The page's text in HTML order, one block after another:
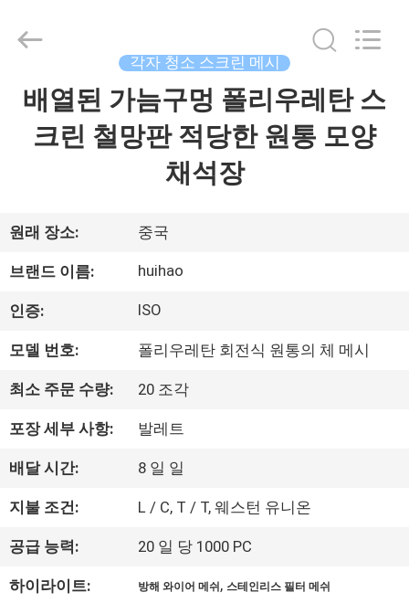
집
우
리
에
공
장
투
2026
Product
Limited.
Reserved.
각자 청소 스크린 메시
배열된 가늠구멍 폴리우레탄 스
크린 철망판 적당한 원통 모양
채석장
원래 장소: 중국
브랜드 이름: huihao
인증: ISO
모델 번호: 폴리우레탄 회전식 원통의 체 메시
최소 주문 수량: 20 조각
포장 세부 사항: 발레트
배달 시간: 8 일 일
지불 조건: L / C, T / T, 웨스턴 유니온
공급 능력: 20 일 당 1000 PC
하이라이트: 방해 와이어 메쉬 , 스테인리스 필터 메쉬